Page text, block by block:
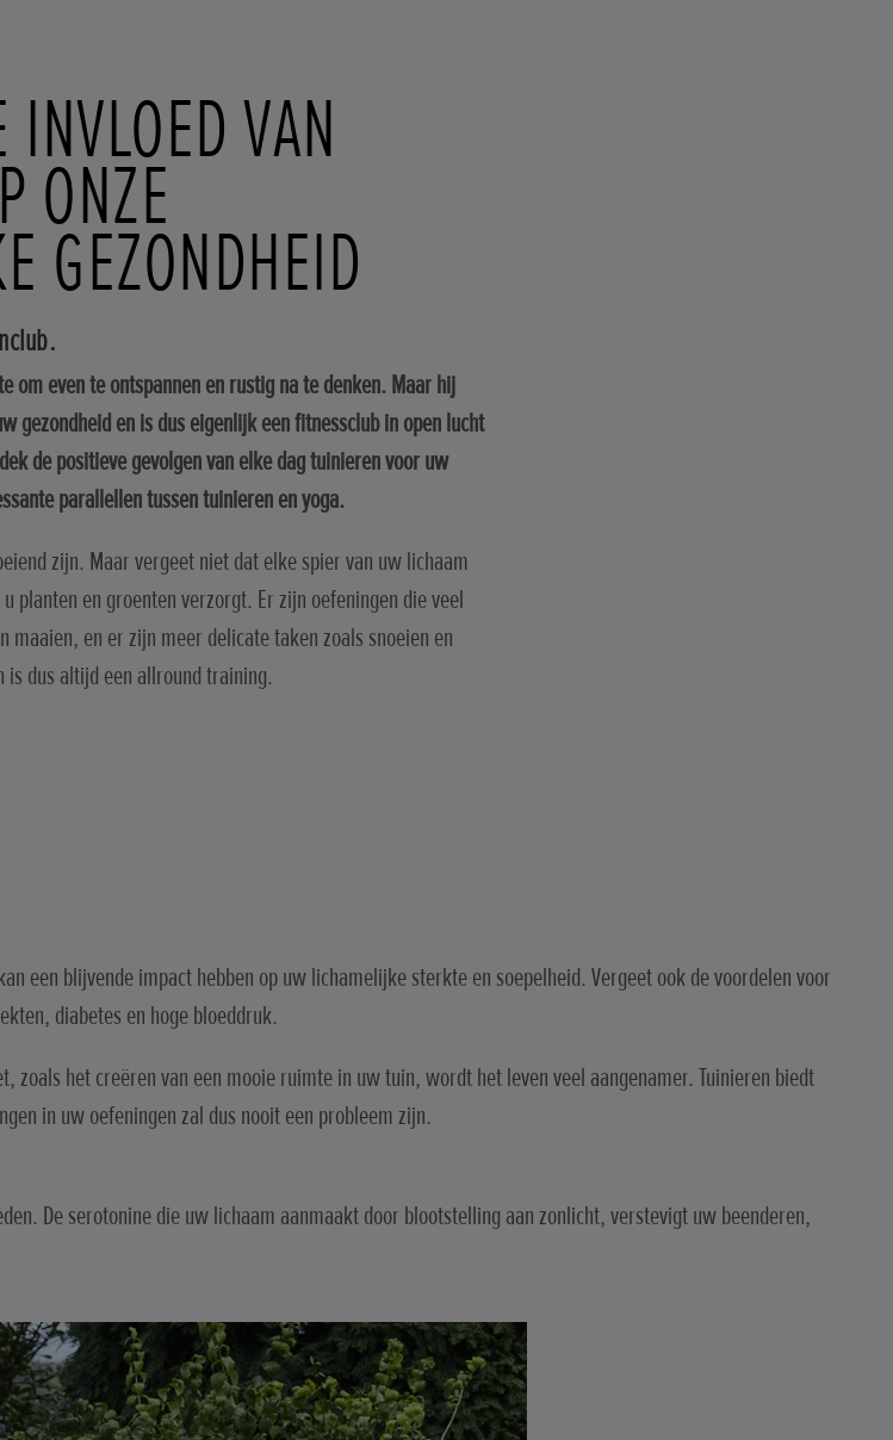
VAN
ONZE
GEZONDHEID
om even te ontspannen en rustig na te denken. Maar hij
gezondheid en is dus eigenlijk een fitnessclub in open lucht
de positieve gevolgen van elke dag tuinieren voor uw
parallellen tussen tuinieren en yoga.
zijn. Maar vergeet niet dat elke spier van uw lichaam
planten en groenten verzorgt. Er zijn oefeningen die veel
maaien, en er zijn meer delicate taken zoals snoeien en
dus altijd een allround training.
een blijvende impact hebben op uw lichamelijke sterkte en soepelheid. Vergeet ook de voordelen voor
diabetes en hoge bloeddruk.
zoals het creëren van een mooie ruimte in uw tuin, wordt het leven veel aangenamer. Tuinieren biedt
in uw oefeningen zal dus nooit een probleem zijn.
De serotonine die uw lichaam aanmaakt door blootstelling aan zonlicht, verstevigt uw beenderen,